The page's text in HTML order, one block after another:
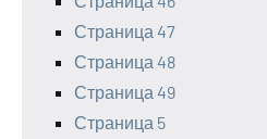
Страница 47
Страница 48
Страница 49
Страница 5